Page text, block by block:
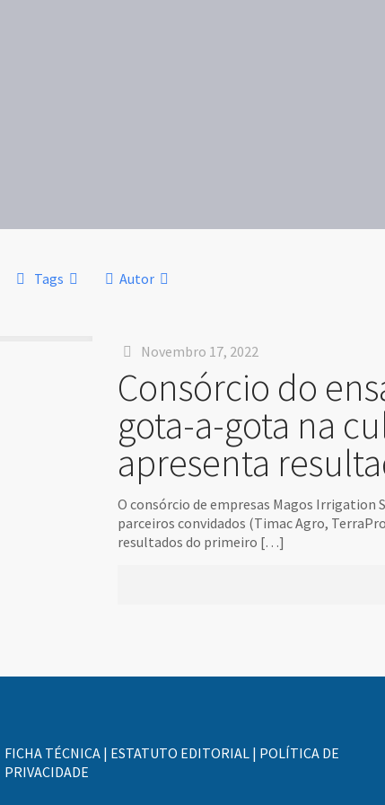
Tags Autor
Novembro 17, 2022
Consórcio do
gota-a-gota na
apresenta
O consórcio de empresas Magos Irrigation
parceiros convidados (Timac Agro,
resultados do primeiro […]
FICHA TÉCNICA | ESTATUTO EDITORIAL | POLÍTICA DE
PRIVACIDADE